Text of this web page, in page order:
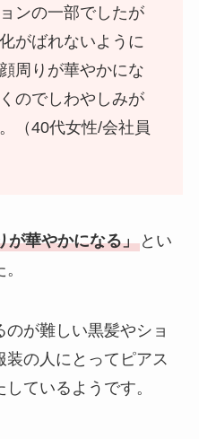
ンの一部でしたが
がばれないように
周りが華やかにな
のでしわやしみが
（40代女性/会社員
が華やかになる」とい
が難しい黒髪やショ
の人にとってピアス
ているようです。